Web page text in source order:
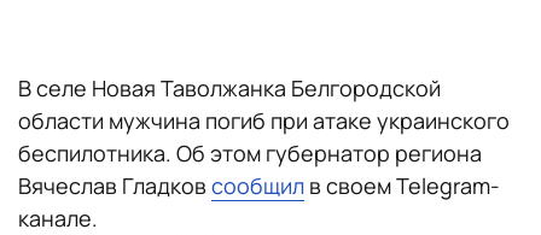
В селе Новая Таволжанка Белгородской
области мужчина погиб при атаке украинского
беспилотника. Об этом губернатор региона
Вячеслав Гладков сообщил в своем Telegram-
канале.